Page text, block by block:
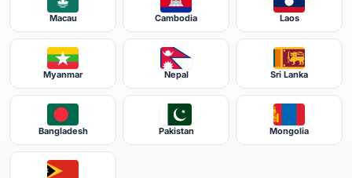
Macau Cambodia Laos
Myanmar Nepal Sri Lanka
Bangladesh Pakistan Mongolia